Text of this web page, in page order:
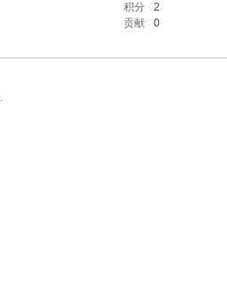
积分
2
贡献 0